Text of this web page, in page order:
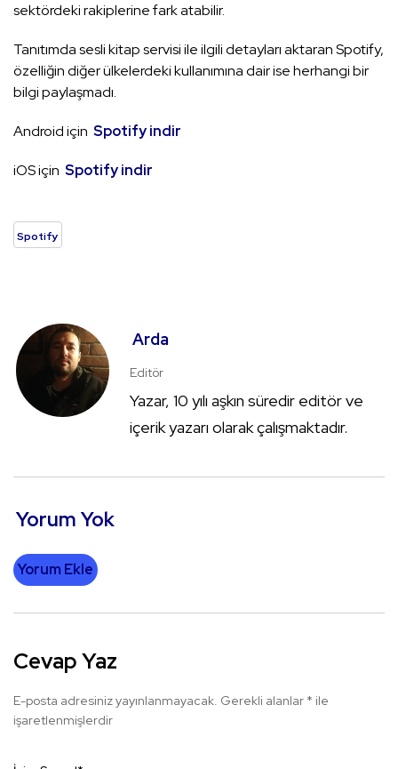
sektördeki rakiplerine fark atabilir.
Tanıtımda sesli kitap servisi ile ilgili detayları aktaran Spotify,
özelliğin diğer ülkelerdeki kullanımına dair ise herhangi bir
bilgi paylaşmadı.
Android için Spotify indir
iOS için Spotify indir
Spotify
Arda
Editör
Yazar, 10 yılı aşkın süredir editör ve
içerik yazarı olarak çalışmaktadır.
Yorum Yok
Yorum Ekle
Cevap Yaz
E-posta adresiniz yayınlanmayacak. Gerekli alanlar * ile
işaretlenmişlerdir